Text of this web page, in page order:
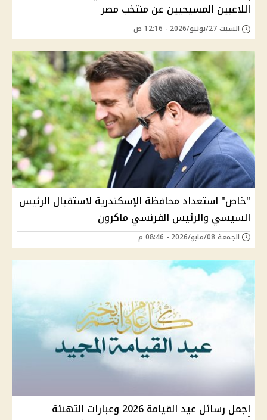
اللاعبين المسيحيين عن منتخب مصر
السبت 27/يونيو/2026 - 12:16 ص
"خاص" استعداد محافظة الإسكندرية لاستقبال الرئيس
السيسي والرئيس الفرنسي ماكرون
الجمعة 08/مايو/2026 - 08:46 م
اجمل رسائل عيد القيامة 2026 وعبارات التهنئة